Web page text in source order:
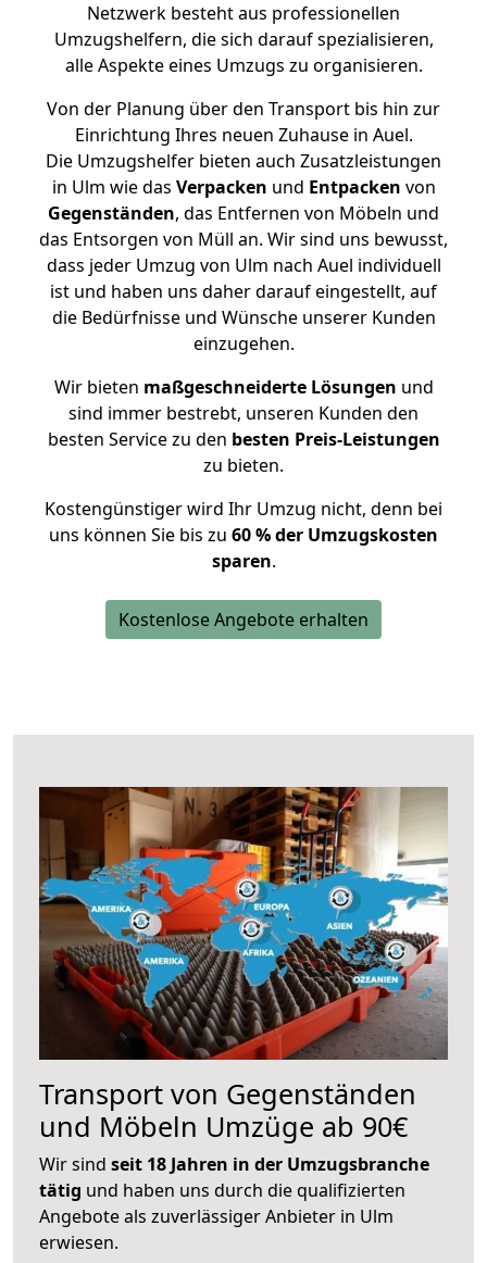
Netzwerk besteht aus professionellen
Umzugshelfern, die sich darauf spezialisieren,
alle Aspekte eines Umzugs zu organisieren.
Von der Planung über den Transport bis hin zur
Einrichtung Ihres neuen Zuhause in Auel.
Die Umzugshelfer bieten auch Zusatzleistungen
in Ulm wie das Verpacken und Entpacken von
Gegenständen, das Entfernen von Möbeln und
das Entsorgen von Müll an. Wir sind uns bewusst,
dass jeder Umzug von Ulm nach Auel individuell
ist und haben uns daher darauf eingestellt, auf
die Bedürfnisse und Wünsche unserer Kunden
einzugehen.
Wir bieten maßgeschneiderte Lösungen und
sind immer bestrebt, unseren Kunden den
besten Service zu den besten Preis-Leistungen
zu bieten.
Kostengünstiger wird Ihr Umzug nicht, denn bei
uns können Sie bis zu 60 % der Umzugskosten
sparen.
Kostenlose Angebote erhalten
Transport von Gegenständen
und Möbeln Umzüge ab 90€
Wir sind seit 18 Jahren in der Umzugsbranche
tätig und haben uns durch die qualifizierten
Angebote als zuverlässiger Anbieter in Ulm
erwiesen.